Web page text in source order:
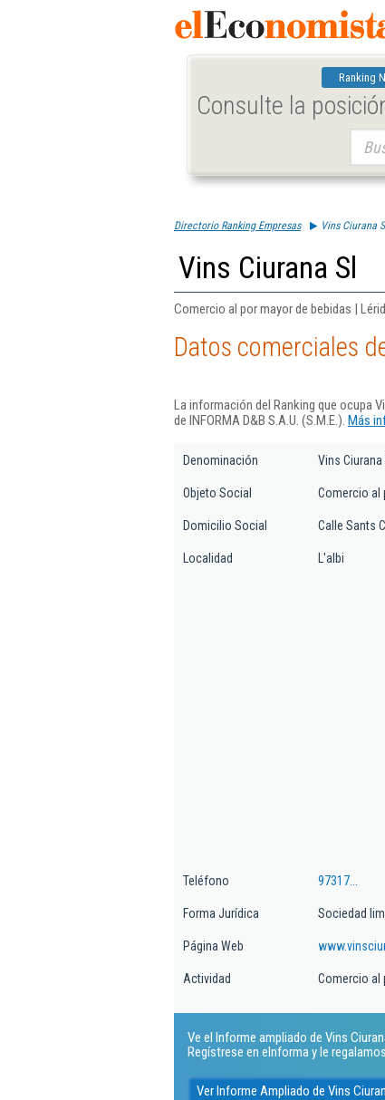
Ranking
Consulte la
Directorio Ranking Empresas Vins Ciurana
Vins Ciurana Sl
Comercio al por mayor de bebidas |
Datos comerciales
La información del Ranking que ocupa
de INFORMA D&B S.A.U. (S.M.E.). Más
Denominación Vins Ciurana
Objeto Social Comercio al
Domicilio Social Calle Sants
Localidad L'albi
Teléfono 97317...
Forma Jurídica Sociedad
Página Web
Actividad Comercio al
Ve el Informe ampliado de Vins
Regístrese en eInforma y le
Ver Informe Ampliado de Vins